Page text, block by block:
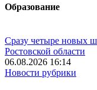
Образование
Сразу четыре новых
Ростовской области
06.08.2026 16:14
Новости рубрики